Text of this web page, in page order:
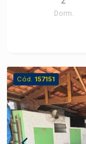
Dorm.
Cód. 157151